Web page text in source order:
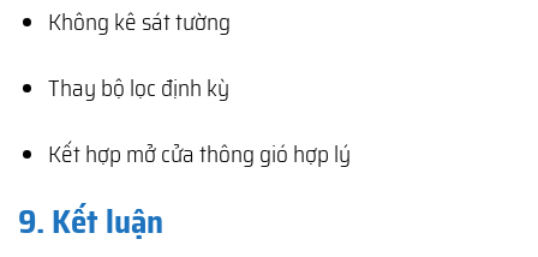
Không kê sát tường
Thay bộ lọc định kỳ
Kết hợp mở cửa thông gió hợp lý
9. Kết luận